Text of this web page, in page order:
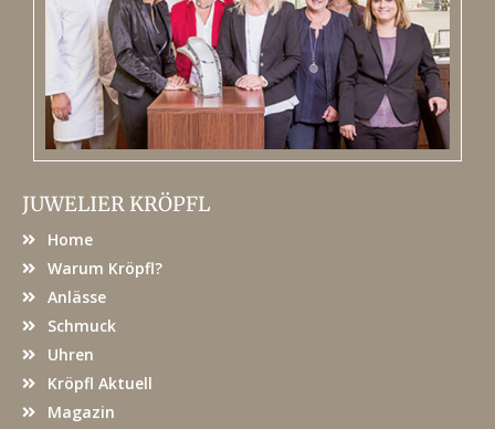
JUWELIER KRÖPFL
Home
Warum Kröpfl?
Anlässe
Schmuck
Uhren
Kröpfl Aktuell
Magazin